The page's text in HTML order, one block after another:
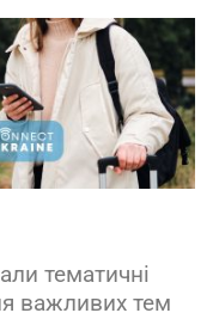
тематичні
важливих тем